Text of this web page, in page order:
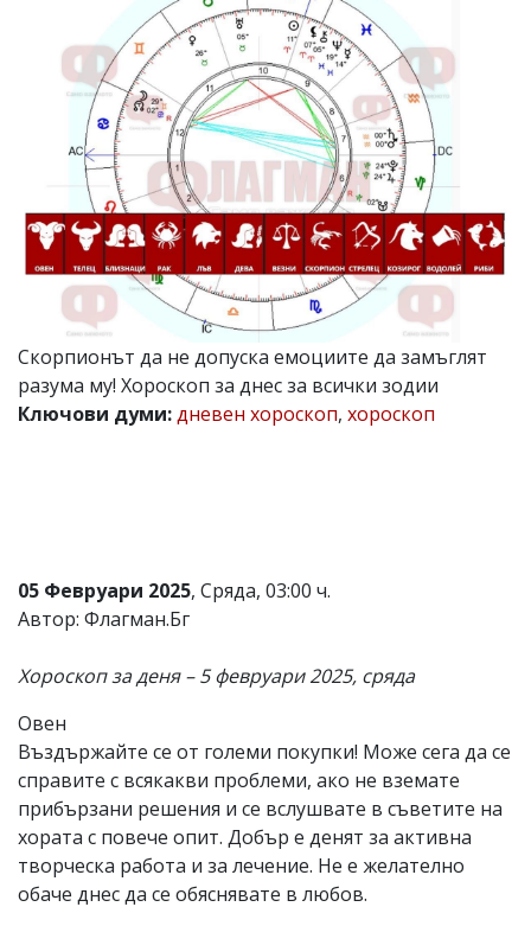
Управители:
Василев,
v.vasilev@flagman.bg
Катя
Касабова,
еmail:
k.kassabova@flagman.bg
редактор:
Колев,
email:
office@flagman.bg
и
редакцията
отговорност
тях!
Ако
откриете
обиден
за
вас
коментар,
моля
сигнализирайте
Скорпионът да не допуска емоциите да замъглят
разума му! Хороскоп за днес за всички зодии
Ключови думи:дневен хороскоп, хороскоп
05 Февруари 2025, Сряда, 03:00 ч.
Автор: Флагман.Бг
Хороскоп за деня – 5 февруари 2025, сряда
Овен
Въздържайте се от големи покупки! Може сега да се
справите с всякакви проблеми, ако не вземате
прибързани решения и се вслушвате в съветите на
хората с повече опит. Добър е денят за активна
творческа работа и за лечение. Не е желателно
обаче днес да се обяснявате в любов.